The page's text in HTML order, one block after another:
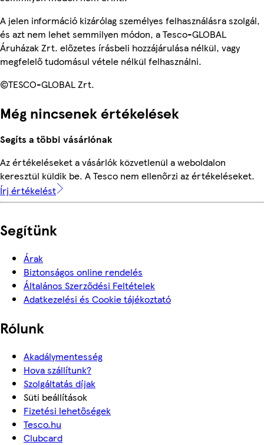
A jelen információ kizárólag személyes felhasználásra szolgál,
és azt nem lehet semmilyen módon, a Tesco-GLOBAL
Áruházak Zrt. előzetes írásbeli hozzájárulása nélkül, vagy
megfelelő tudomásul vétele nélkül felhasználni.
©TESCO-GLOBAL Zrt.
Még nincsenek értékelések
Segíts a többi vásárlónak
Az értékeléseket a vásárlók közvetlenül a weboldalon
keresztül küldik be. A Tesco nem ellenőrzi az értékeléseket.
Írj értékelést
Segítünk
Árak
Biztonságos online rendelés
Általános Szerződési Feltételek
Adatkezelési és Cookie tájékoztató
Rólunk
Akadálymentesség
Hova szállítunk?
Szolgáltatás díjak
Süti beállítások
Fizetési lehetőségek
Tesco.hu
Clubcard